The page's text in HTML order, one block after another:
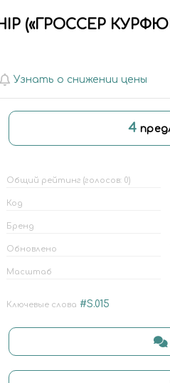
(«ГРОССЕР
Узнать о снижении цены
4
Общий рейтинг (голосов: 0)
Код
Бренд
Обновлено
Масштаб
Ключевые слова #S.015